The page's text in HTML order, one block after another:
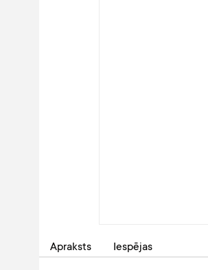
Apraksts Iespējas